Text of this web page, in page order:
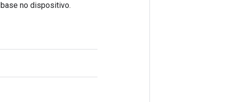
no dispositivo.